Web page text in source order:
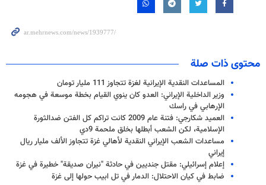
محتوى ذات صلة
المساعدات النقدية الإيرانية لغزة تتجاوز 111 مليار تومان
وزير الداخلية الإيراني: العدو كان ينوي القيام بخطة موسعة في هجومه
الإرهابي في راسك
العميد شكارجي: فتنة عام 2009 كانت تراكم كل الفتن ضدالثورة
الإسلامية، لكن الشعب أبطلها بخلق ملحمة 9دي
مساعدات الشعب الإيراني النقدية لأهالي غزة تتجاوز الألف مليار ريال
إيراني
إعلام إسرائيلي: مقتل جنديين في حادثة "نيران صديقة" خطيرة في غزة
ضابط في كيان الاحتلال: الدمار في تل ابيب حولها إلى غزة